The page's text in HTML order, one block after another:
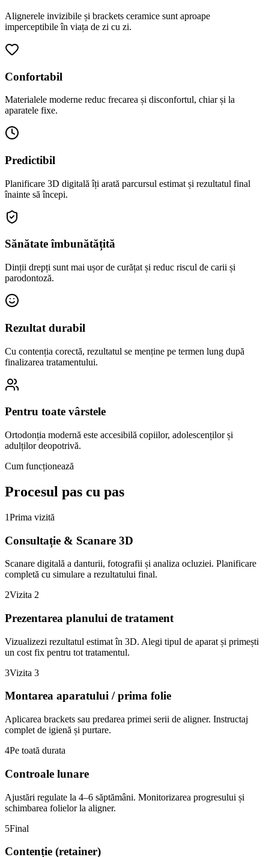
Alignerele invizibile și brackets ceramice sunt aproape
imperceptibile în viața de zi cu zi.
Confortabil
Materialele moderne reduc frecarea și disconfortul, chiar și la
aparatele fixe.
Predictibil
Planificare 3D digitală îți arată parcursul estimat și rezultatul final
înainte să începi.
Sănătate îmbunătățită
Dinții drepți sunt mai ușor de curățat și reduc riscul de carii și
parodontoză.
Rezultat durabil
Cu contenția corectă, rezultatul se menține pe termen lung după
finalizarea tratamentului.
Pentru toate vârstele
Ortodonția modernă este accesibilă copiilor, adolescenților și
adulților deopotrivă.
Cum funcționează
Procesul pas cu pas
1Prima vizită
Consultație & Scanare 3D
Scanare digitală a danturii, fotografii și analiza ocluziei. Planificare
completă cu simulare a rezultatului final.
2Vizita 2
Prezentarea planului de tratament
Vizualizezi rezultatul estimat în 3D. Alegi tipul de aparat și primești
un cost fix pentru tot tratamentul.
3Vizita 3
Montarea aparatului / prima folie
Aplicarea brackets sau predarea primei serii de aligner. Instructaj
complet de igienă și purtare.
4Pe toată durata
Controale lunare
Ajustări regulate la 4–6 săptămâni. Monitorizarea progresului și
schimbarea folielor la aligner.
5Final
Contenție (retainer)